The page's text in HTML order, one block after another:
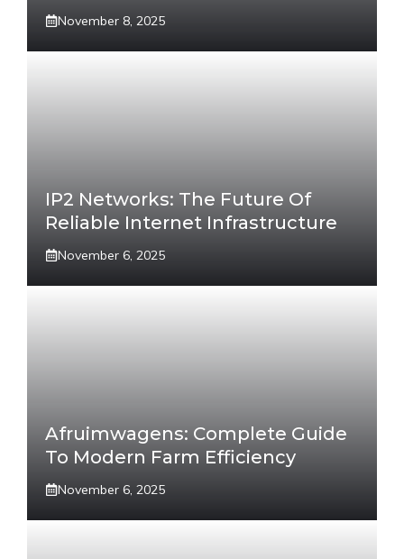
November 8, 2025
IP2 Networks: The Future Of
Reliable Internet Infrastructure
November 6, 2025
Afruimwagens: Complete Guide
To Modern Farm Efficiency
November 6, 2025